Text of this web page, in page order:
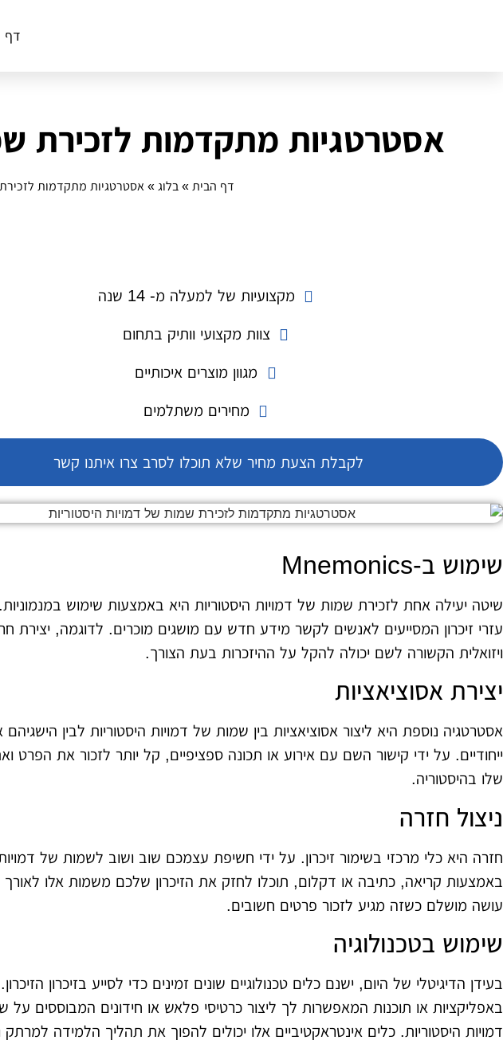
דף
אסטרטגיות מתקדמות לזכירת
דף הבית » בלוג » אסטרטגיות מתקדמות
מקצועיות של למעלה מ- 14 שנה
צוות מקצועי וותיק בתחום
מגוון מוצרים איכותיים
מחירים משתלמים
לקבלת הצעת מחיר שלא תוכלו לסרב צרו איתנו קשר
שימוש ב-Mnemonics
שיטה יעילה אחת לזכירת שמות של דמויות היסטוריות היא באמצעות שימוש
עזרי זיכרון המסייעים לאנשים לקשר מידע חדש עם מושגים מוכרים. לדוגמה, יצירת
ויזואלית הקשורה לשם יכולה להקל על ההיזכרות בעת הצורך.
יצירת אסוציאציות
אסטרטגיה נוספת היא ליצור אסוציאציות בין שמות של דמויות היסטוריות לבין הישגיהם
ייחודיים. על ידי קישור השם עם אירוע או תכונה ספציפיים, קל יותר לזכור את הפרט
שלו בהיסטוריה.
ניצול חזרה
חזרה היא כלי מרכזי בשימור זיכרון. על ידי חשיפת עצמכם שוב ושוב לשמות של דמויות
באמצעות קריאה, כתיבה או דקלום, תוכלו לחזק את הזיכרון שלכם משמות אלו לאורך
עושה מושלם כשזה מגיע לזכור פרטים חשובים.
שימוש בטכנולוגיה
בעידן הדיגיטלי של היום, ישנם כלים טכנולוגיים שונים זמינים כדי לסייע בזיכרון
באפליקציות או תוכנות המאפשרות לך ליצור כרטיסי פלאש או חידונים המבוססים על
דמויות היסטוריות. כלים אינטראקטיביים אלו יכולים להפוך את תהליך הלמידה למרתק